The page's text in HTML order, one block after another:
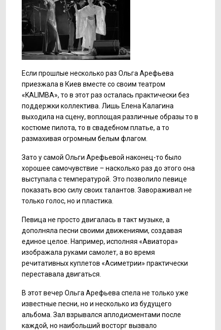
Если прошлые несколько раз Ольга Арефьева
приезжала в Киев вместе со своим театром
«KALIMBA», то в этот раз осталась практически без
поддержки коллектива. Лишь Елена Калагина
выходила на сцену, воплощая различные образы то в
костюме пилота, то в свадебном платье, а то
размахивая огромным белым флагом.
Зато у самой Ольги Арефьевой наконец-то было
хорошее самочувствие – насколько раз до этого она
выступала с температурой. Это позволило певице
показать всю силу своих талантов. Завораживал не
только голос, но и пластика.
Певица не просто двигалась в такт музыке, а
дополняла песни своими движениями, создавая
единое целое. Например, исполняя «Авиатора»
изображала руками самолет, а во время
речитативных куплетов «Асиметрии» практически
переставала двигаться.
В этот вечер Ольга Арефьева спела не только уже
известные песни, но и несколько из будущего
альбома. Зал взрывался аплодисментами после
каждой, но наибольший восторг вызвало